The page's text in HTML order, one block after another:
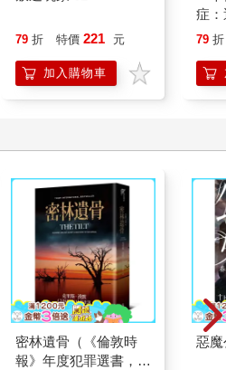
79 折 特價 221 元
加入購物車
症
開
的
79 折
密林遺骨（《倫敦時
報》年度犯罪選書，澳
惡